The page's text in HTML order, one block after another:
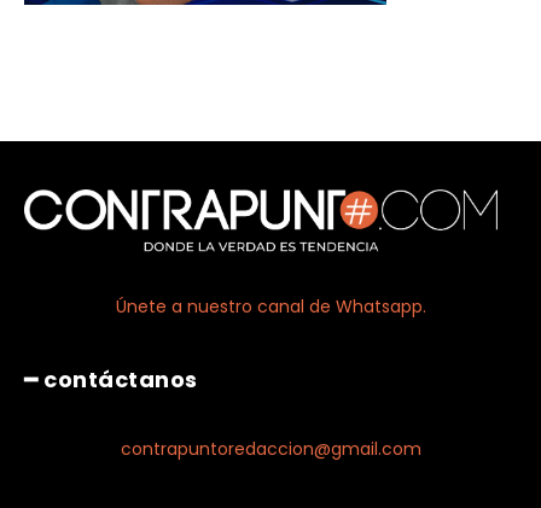
Únete a nuestro canal de Whatsapp.
━ contáctanos
contrapuntoredaccion@gmail.com